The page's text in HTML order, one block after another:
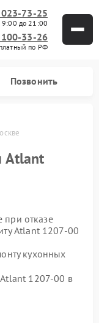
73-25
9:00 до 21:00
33-26
по РФ
Позвонить
Atlant
при отказе
Atlant 1207-00
кухонных
1207-00 в